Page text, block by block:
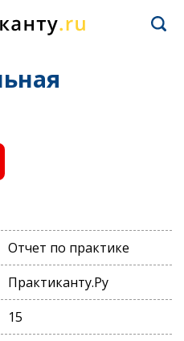
Отчет по практике
Практиканту.Ру
15